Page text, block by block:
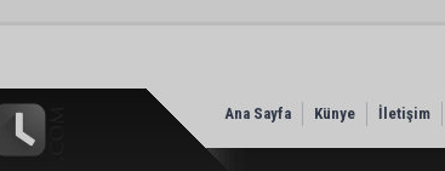
Ana Sayfa Künye İletişim